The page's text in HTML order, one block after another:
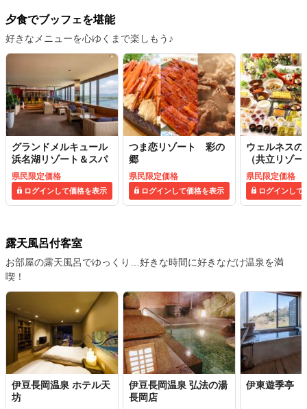
夕食でブッフェを堪能
好きなメニューを心ゆくまで楽しもう♪
グランドメルキュール
浜名湖リゾート＆スパ
県民限定価格
ログインして価格を表示
つま恋リゾート 彩の
郷
県民限定価格
ログインして価格を表示
ウェルネス
（共立リゾー
県民限定価格
ログインして
露天風呂付客室
お部屋の露天風呂でゆっくり…好きな時間に好きなだけ温泉を満
喫！
伊豆長岡温泉 ホテル天
坊
伊豆長岡温泉 弘法の湯
長岡店
伊東遊季亭